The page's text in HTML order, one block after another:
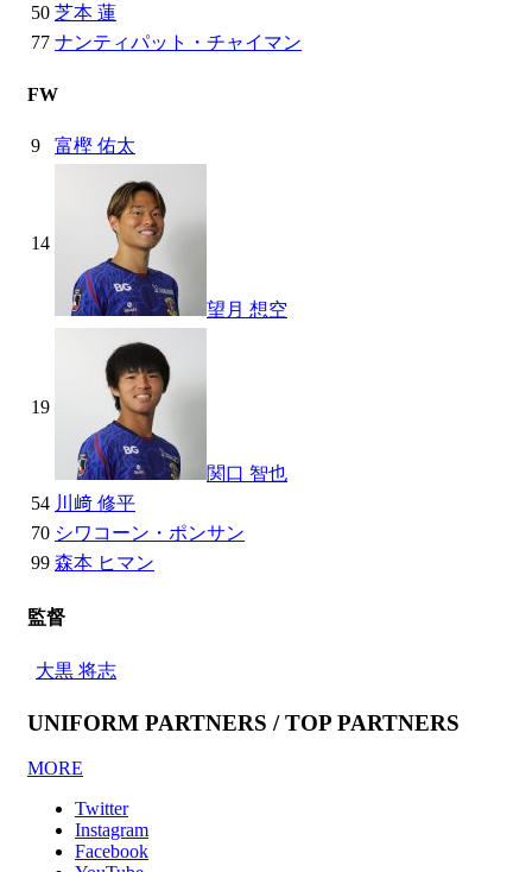
50 芝本 蓮
77 ナンティパット・チャイマン
FW
9 富樫 佑太
14
望月 想空
19
関口 智也
54 川﨑 修平
70 シワコーン・ポンサン
99 森本 ヒマン
監督
大黒 将志
UNIFORM PARTNERS / TOP PARTNERS
MORE
Twitter
Instagram
Facebook